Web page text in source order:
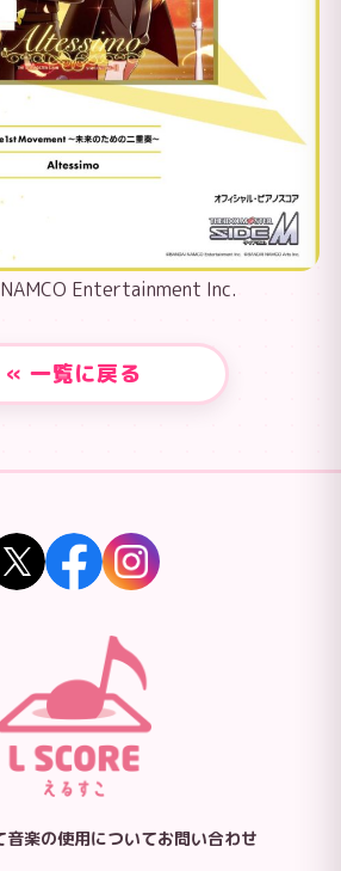
Entertainment Inc.
« 一覧に戻る
音楽の使用についてお問い合わせ